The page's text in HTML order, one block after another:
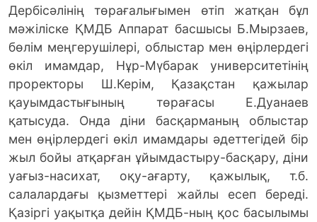
Дербісәлінің төрағалығымен өтіп жатқан бұл
мәжіліске ҚМДБ Аппарат басшысы Б.Мырзаев,
бөлім меңгерушілері, облыстар мен өңірлердегі
өкіл имамдар, Нұр-Мүбарак университетінің
проректоры Ш.Керім, Қазақстан қажылар
қауымдастығының төрағасы Е.Дуанаев
қатысуда. Онда діни басқарманың облыстар
мен өңірлердегі өкіл имамдары әдеттегідей бір
жыл бойы атқарған ұйымдастыру-басқару, діни
уағыз-насихат, оқу-ағарту, қажылық, т.б.
салалардағы қызметтері жайлы есеп береді.
Қазіргі уақытқа дейін ҚМДБ-ның қос басылымы